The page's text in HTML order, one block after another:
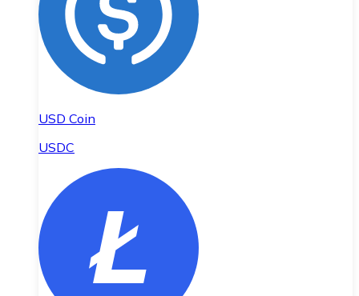
USD Coin
USDC